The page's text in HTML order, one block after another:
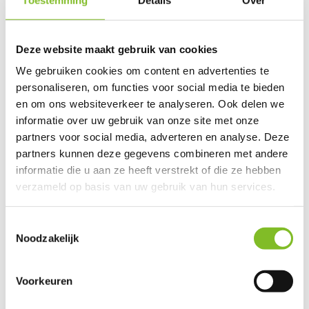
Deze website maakt gebruik van cookies
We gebruiken cookies om content en advertenties te
personaliseren, om functies voor social media te bieden
en om ons websiteverkeer te analyseren. Ook delen we
informatie over uw gebruik van onze site met onze
partners voor social media, adverteren en analyse. Deze
partners kunnen deze gegevens combineren met andere
informatie die u aan ze heeft verstrekt of die ze hebben
verzameld op basis van uw gebruik van hun services.
Noodzakelijk
Voorkeuren
Gerelateerde producten
Vest Harness Clasp
Air...
€24,49
Vest Harness Clasp
Air...
€24,49
Stretch Comfort
Leash ...
€19,99